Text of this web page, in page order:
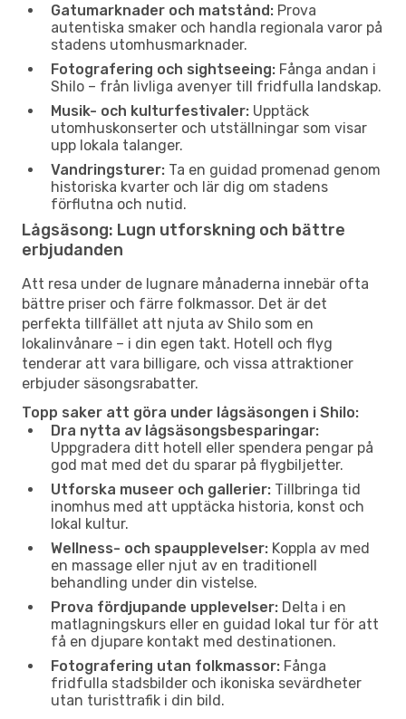
Gatumarknader och matstånd: Prova
autentiska smaker och handla regionala varor på
stadens utomhusmarknader.
Fotografering och sightseeing: Fånga andan i
Shilo – från livliga avenyer till fridfulla landskap.
Musik- och kulturfestivaler: Upptäck
utomhuskonserter och utställningar som visar
upp lokala talanger.
Vandringsturer: Ta en guidad promenad genom
historiska kvarter och lär dig om stadens
förflutna och nutid.
Lågsäsong: Lugn utforskning och bättre
erbjudanden
Att resa under de lugnare månaderna innebär ofta
bättre priser och färre folkmassor. Det är det
perfekta tillfället att njuta av Shilo som en
lokalinvånare – i din egen takt. Hotell och flyg
tenderar att vara billigare, och vissa attraktioner
erbjuder säsongsrabatter.
Topp saker att göra under lågsäsongen i Shilo:
Dra nytta av lågsäsongsbesparingar:
Uppgradera ditt hotell eller spendera pengar på
god mat med det du sparar på flygbiljetter.
Utforska museer och gallerier: Tillbringa tid
inomhus med att upptäcka historia, konst och
lokal kultur.
Wellness- och spaupplevelser: Koppla av med
en massage eller njut av en traditionell
behandling under din vistelse.
Prova fördjupande upplevelser: Delta i en
matlagningskurs eller en guidad lokal tur för att
få en djupare kontakt med destinationen.
Fotografering utan folkmassor: Fånga
fridfulla stadsbilder och ikoniska sevärdheter
utan turisttrafik i din bild.